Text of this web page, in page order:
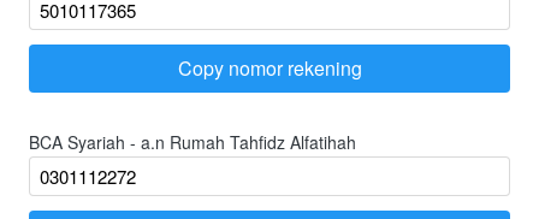
`
Copy nomor rekening
BCA Syariah - a.n Rumah Tahfidz Alfatihah